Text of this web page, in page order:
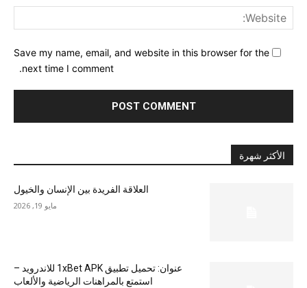
Save my name, email, and website in this browser for the
next time I comment.
الأكثر شهرة
العلاقة الفريدة بين الإنسان والخيول
مايو 19, 2026
عنوان: تحميل تطبيق 1xBet APK للاندرويد –
استمتع بالمراهنات الرياضية والألعاب